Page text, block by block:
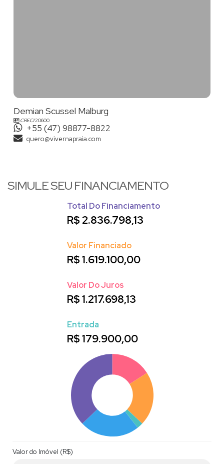
Cobertura em Balneário Camboriú
Demian Scussel Malburg
CRECI20600
+55 (47) 98877-8822
quero@vivernapraia.com
SIMULE SEU FINANCIAMENTO
Total Do Financiamento
R$2.836.798,13
Valor Financiado
R$1.619.100,00
Valor Do Juros
R$1.217.698,13
Entrada
R$179.900,00
Valor do Imóvel (R$)